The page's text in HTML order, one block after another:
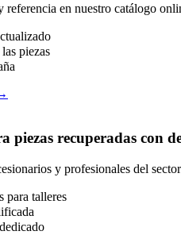
en nuestro catálogo
piezas
piezas recuperadas con
y profesionales del
para talleres